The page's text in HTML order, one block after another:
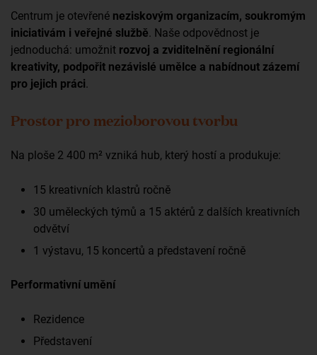
Centrum je otevřené neziskovým organizacím, soukromým
iniciativám i veřejné službě. Naše odpovědnost je
jednoduchá: umožnit rozvoj a zviditelnění regionální
kreativity, podpořit nezávislé umělce a nabídnout zázemí
pro jejich práci.
Prostor pro mezioborovou tvorbu
Na ploše 2 400 m² vzniká hub, který hostí a produkuje:
15 kreativních klastrů ročně
30 uměleckých týmů a 15 aktérů z dalších kreativních
odvětví
1 výstavu, 15 koncertů a představení ročně
Performativní umění
Rezidence
Představení